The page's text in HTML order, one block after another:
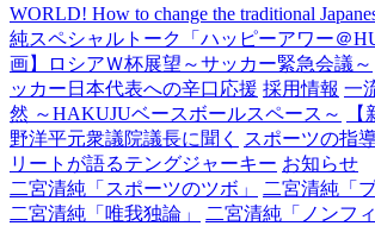
WORLD! How to change the traditional
純スペシャルトーク「ハッピーアワー＠
画】ロシアＷ杯展望～サッカー緊急会議～
ッカー日本代表への辛口応援 採用情報 一
然 ～HAKUJUベースボールスペース～
野洋平元衆議院議長に聞く
スポーツの指
リートが語るテングジャーキー お知らせ
二宮清純「スポーツのツボ」
二宮清純「
二宮清純「唯我独論」
二宮清純「ノンフ